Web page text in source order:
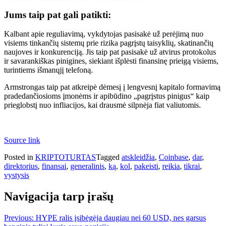
Jums taip pat gali patikti:
Kalbant apie reguliavimą, vykdytojas pasisakė už perėjimą nuo
visiems tinkančių sistemų prie rizika pagrįstų taisyklių, skatinančių
naujoves ir konkurenciją. Jis taip pat pasisakė už atvirus protokolus
ir savarankiškas pinigines, siekiant išplėsti finansinę prieigą visiems,
turintiems išmanųjį telefoną.
Armstrongas taip pat atkreipė dėmesį į lengvesnį kapitalo formavimą
pradedančiosioms įmonėms ir apibūdino „pagrįstus pinigus“ kaip
prieglobstį nuo infliacijos, kai drausmė silpnėja fiat valiutomis.
Source link
Posted in KRIPTOTURTASTagged atskleidžia, Coinbase, dar,
direktorius, finansai, generalinis, ką, kol, pakeisti, reikia, tikrai,
vystysis
Navigacija tarp įrašų
Previous: HYPE ralis įsibėgėja daugiau nei 60 USD, nes garsus